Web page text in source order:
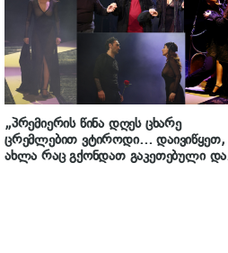
„პრემიერის წინა დღეს ცხარე
ცრემლებით ვტიროდი… დაივიწყეთ,
ახლა რაც გქონდათ გაკეთებული და